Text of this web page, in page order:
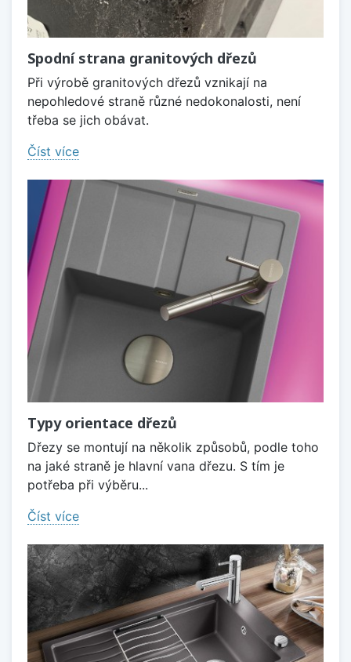
Spodní strana granitových dřezů
Při výrobě granitových dřezů vznikají na
nepohledové straně různé nedokonalosti, není
třeba se jich obávat.
Číst více
Typy orientace dřezů
Dřezy se montují na několik způsobů, podle toho
na jaké straně je hlavní vana dřezu. S tím je
potřeba při výběru...
Číst více